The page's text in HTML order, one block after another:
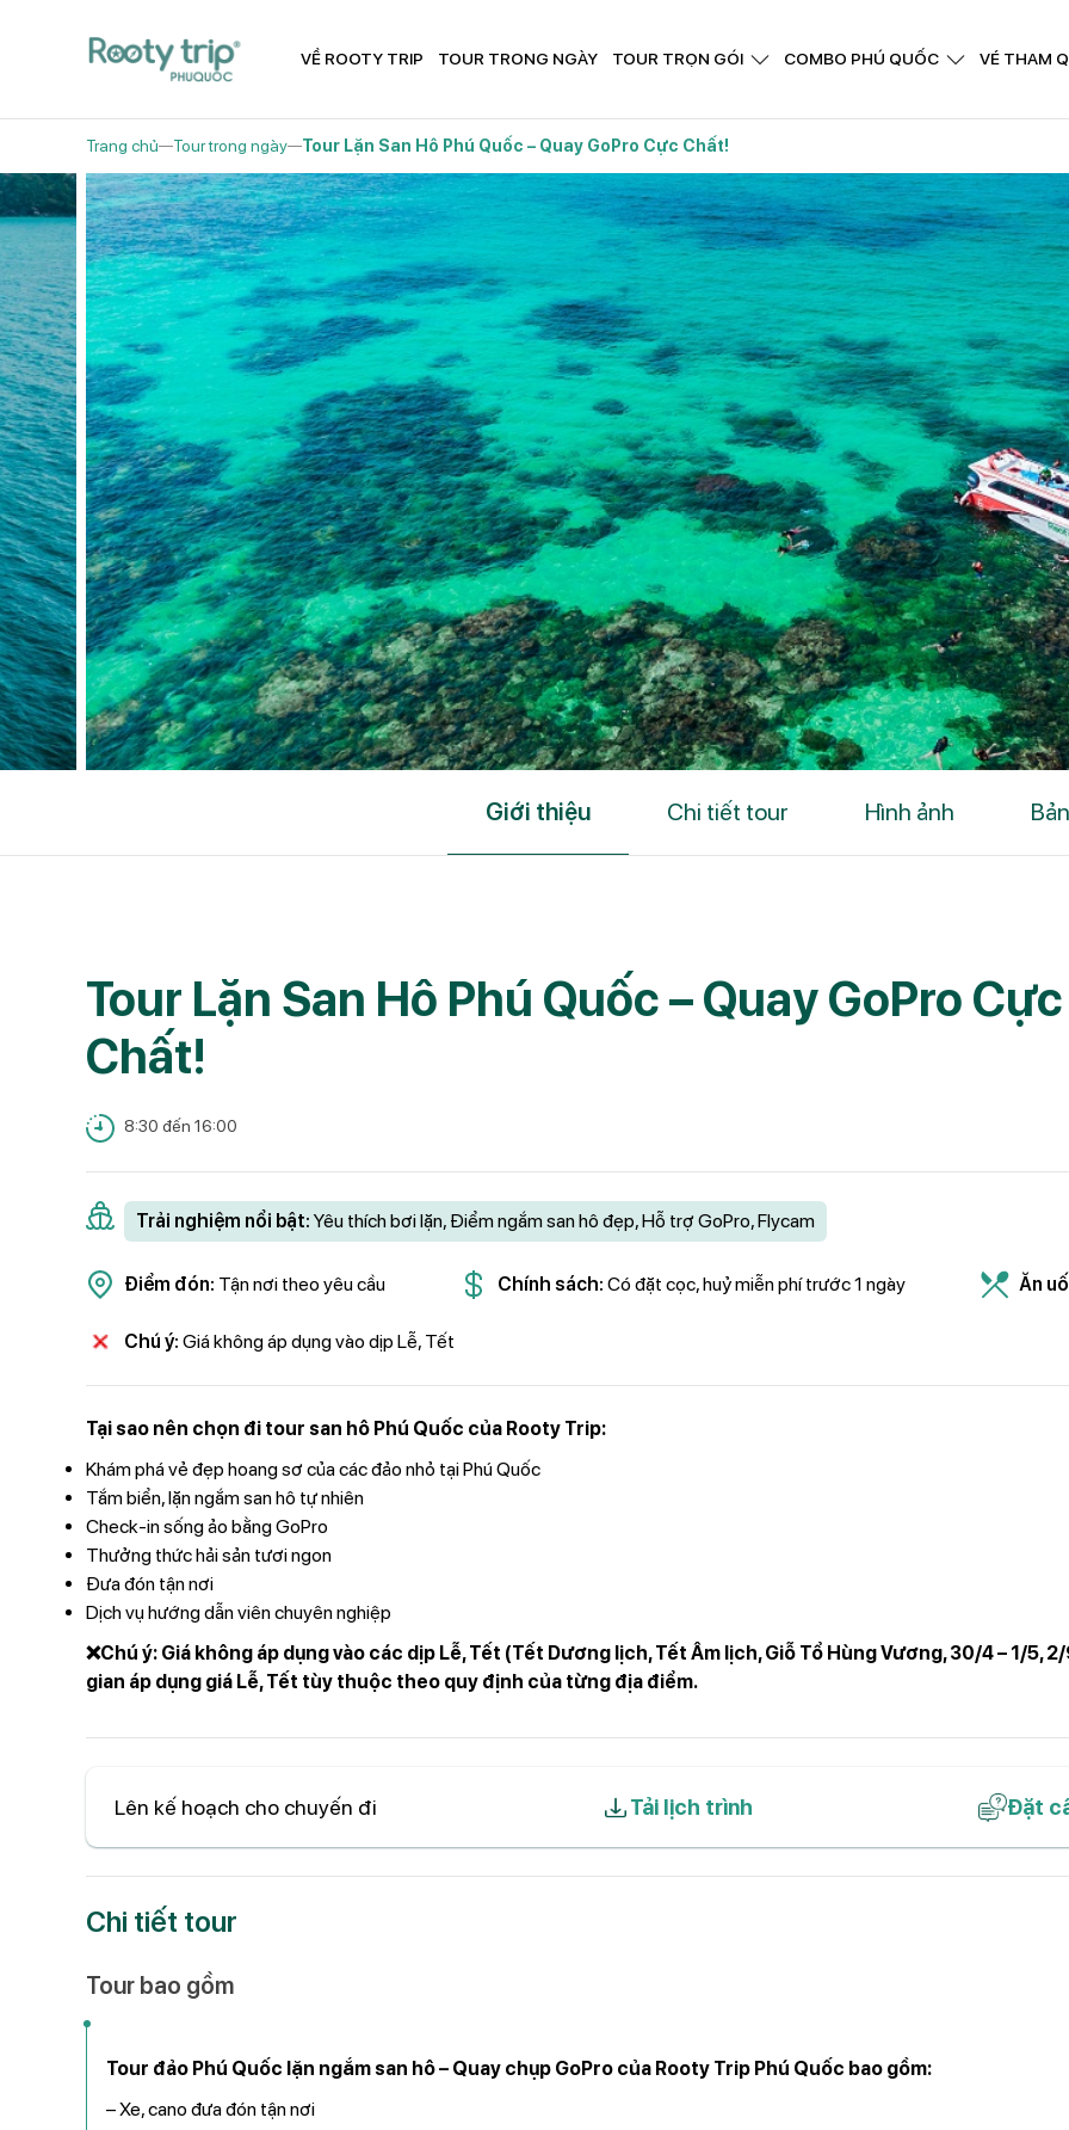
VỀ ROOTY TRIP TOUR TRONG NGÀY TOUR TRỌN GÓI COMBO PHÚ QUỐC VÉ THAM
Trang chủ Tour trong ngày Tour Lặn San Hô Phú Quốc – Quay GoPro Cực Chất!
Giới thiệu Chi tiết tour Hình ảnh
Tour Lặn San Hô Phú Quốc – Quay GoPro Cực
Chất!
8:30 đến 16:00
Trải nghiệm nổi bật: Yêu thích bơi lặn, Điểm ngắm san hô đẹp, Hỗ trợ GoPro, Flycam
Điểm đón: Tận nơi theo yêu cầu Chính sách:Có đặt cọc, huỷ miễn phí trước 1 ngày Ăn
Chú ý: Giá không áp dụng vào dịp Lễ, Tết
Tại sao nên chọn đi tour san hô Phú Quốc của Rooty Trip:
Khám phá vẻ đẹp hoang sơ của các đảo nhỏ tại Phú Quốc
Tắm biển, lặn ngắm san hô tự nhiên
Check-in sống ảo bằng GoPro
Thưởng thức hải sản tươi ngon
Đưa đón tận nơi
Dịch vụ hướng dẫn viên chuyên nghiệp
❌Chú ý: Giá không áp dụng vào các dịp Lễ, Tết (Tết Dương lịch, Tết Âm lịch, Giỗ Tổ Hùng Vương, 30/4 – 1/5,
gian áp dụng giá Lễ, Tết tùy thuộc theo quy định của từng địa điểm.
Lên kế hoạch cho chuyến đi Tải lịch trình Đặt
Chi tiết tour
Tour bao gồm
Tour đảo Phú Quốc lặn ngắm san hô – Quay chụp GoPro của Rooty Trip Phú Quốc bao gồm:
– Xe, cano đưa đón tận nơi